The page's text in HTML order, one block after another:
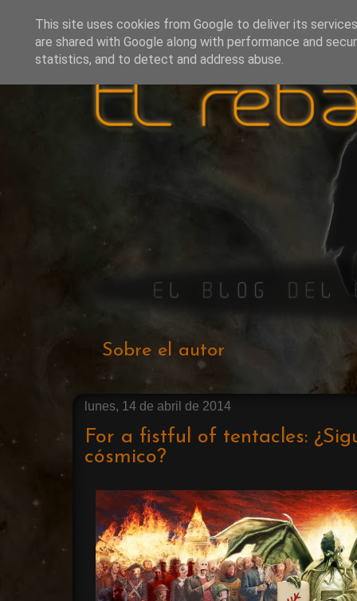
Sobre el autor
lunes, 14 de abril de 2014
For a fistful of tentacles:
cósmico?
This site uses cookies from Google to deliver its
are shared with Google along with performance and
statistics, and to detect and address abuse.